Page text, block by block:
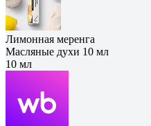
Лимонная меренга
Масляные духи 10 мл
10 мл